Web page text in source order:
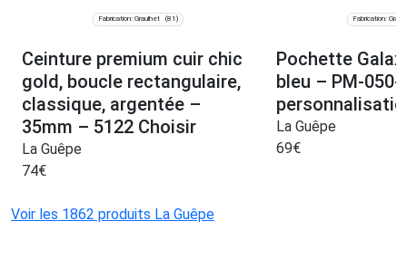
Fabrication: Graulhet (81)
Ceinture premium cuir chic
gold, boucle rectangulaire,
classique, argentée –
35mm – 5122 Choisir
La Guêpe
74€
Fabrication:
Pochette
bleu – PM-050-
La Guêpe
69€
Voir les 1862 produits La Guêpe